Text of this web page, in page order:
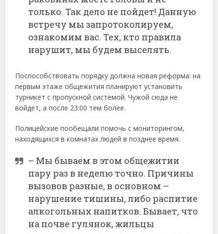
только. Так дело не пойдет! Данную
встречу мы запротоколируем,
ознакомим вас. Тех, кто правила
нарушит, мы будем выселять.
Поспособствовать порядку должна новая реформа: на
первым этаже общежития планируют установить
турникет с пропускной системой. Чужой сюда не
войдет, а после 23:00 тем более.
Полицейские пообещали помочь с мониторингом,
находящихся в комнатах людей в позднее время.
– Мы бываем в этом общежитии
пару раз в неделю точно. Причины
вызовов разные, в основном –
нарушение тишины, либо распитие
алкогольных напитков. Бывает, что
на почве гулянок, жильцы